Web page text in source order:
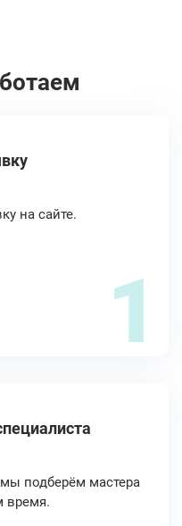
на сайте.
1
подберём мастера
время.